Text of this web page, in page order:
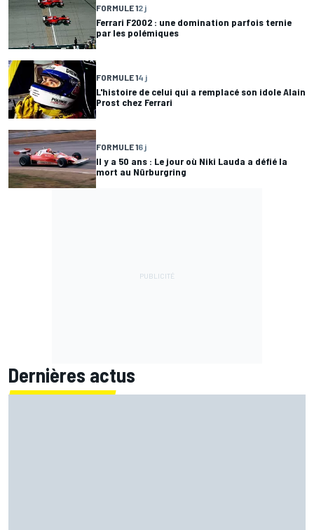
FORMULE 12 j
Ferrari F2002 : une domination parfois ternie
par les polémiques
FORMULE 14 j
L'histoire de celui qui a remplacé son idole Alain
Prost chez Ferrari
FORMULE 16 j
Il y a 50 ans : Le jour où Niki Lauda a défié la
mort au Nürburgring
Dernières actus